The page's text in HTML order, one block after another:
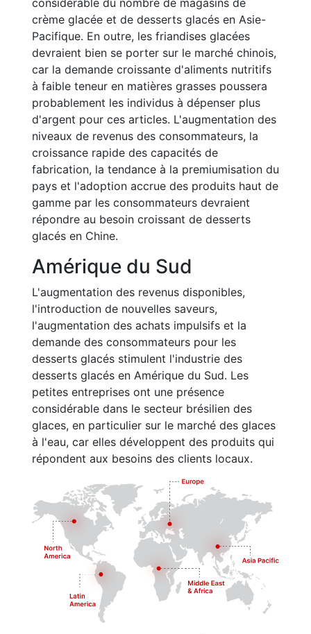
considérable du nombre de magasins de
crème glacée et de desserts glacés en Asie-
Pacifique. En outre, les friandises glacées
devraient bien se porter sur le marché chinois,
car la demande croissante d'aliments nutritifs
à faible teneur en matières grasses poussera
probablement les individus à dépenser plus
d'argent pour ces articles. L'augmentation des
niveaux de revenus des consommateurs, la
croissance rapide des capacités de
fabrication, la tendance à la premiumisation du
pays et l'adoption accrue des produits haut de
gamme par les consommateurs devraient
répondre au besoin croissant de desserts
glacés en Chine.
Amérique du Sud
L'augmentation des revenus disponibles,
l'introduction de nouvelles saveurs,
l'augmentation des achats impulsifs et la
demande des consommateurs pour les
desserts glacés stimulent l'industrie des
desserts glacés en Amérique du Sud. Les
petites entreprises ont une présence
considérable dans le secteur brésilien des
glaces, en particulier sur le marché des glaces
à l'eau, car elles développent des produits qui
répondent aux besoins des clients locaux.